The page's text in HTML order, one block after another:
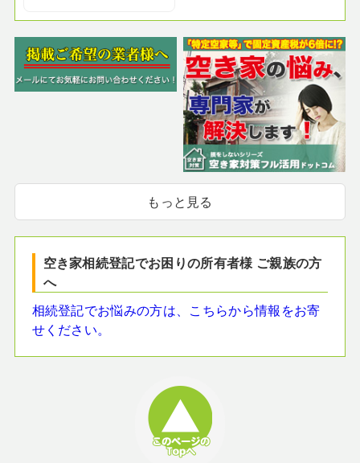
もっと見る
空き家相続登記でお困りの所有者様 ご親族の方
へ
相続登記でお悩みの方は、こちらから情報をお寄
せください。